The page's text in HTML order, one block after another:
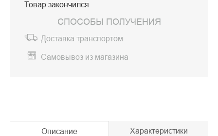
Товар закончился
СПОСОБЫ ПОЛУЧЕНИЯ
Доставка транспортом
Самовывоз из магазина
Описание Характеристики